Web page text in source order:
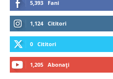
5,393 Fani
1,124 Cititori
0 Cititori
1,205 Abonați